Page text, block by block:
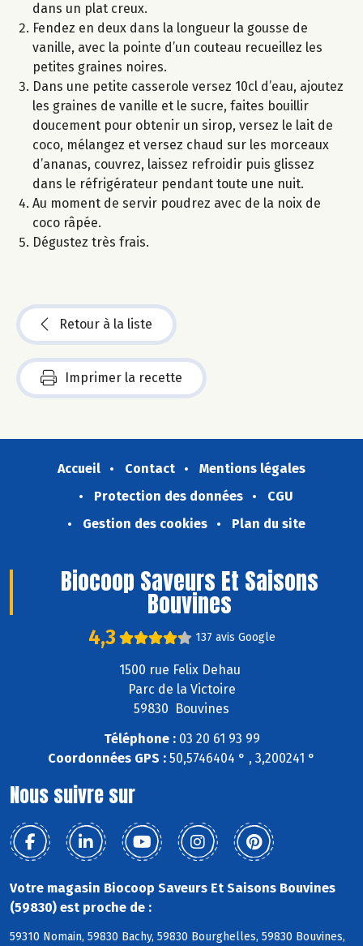
dans un plat creux.
Fendez en deux dans la longueur la gousse de
vanille, avec la pointe d’un couteau recueillez les
petites graines noires.
Dans une petite casserole versez 10cl d’eau, ajoutez
les graines de vanille et le sucre, faites bouillir
doucement pour obtenir un sirop, versez le lait de
coco, mélangez et versez chaud sur les morceaux
d’ananas, couvrez, laissez refroidir puis glissez
dans le réfrigérateur pendant toute une nuit.
Au moment de servir poudrez avec de la noix de
coco râpée.
Dégustez très frais.
Retour à la liste
Imprimer la recette
Accueil Contact
Mentions légales
Protection des données
CGU
Gestion des cookies
Plan du site
Biocoop Saveurs Et Saisons
Bouvines
4,3 137 avis Google
1500 rue Felix Dehau
Parc de la Victoire
59830 Bouvines
Téléphone :03 20 61 93 99
Coordonnées GPS : 50,5746404 ° , 3,200241 °
Nous suivre sur
Votre magasin Biocoop Saveurs Et Saisons Bouvines
(59830) est proche de :
59310 Nomain, 59830 Bachy, 59830 Bourghelles, 59830 Bouvines,